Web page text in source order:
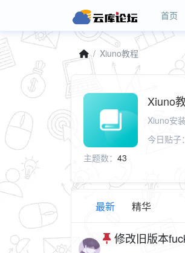
首页
Xiuno教程
主题数： 43
Xiuno
Xiuno安
今日贴子：
最新 精华
修改旧版本